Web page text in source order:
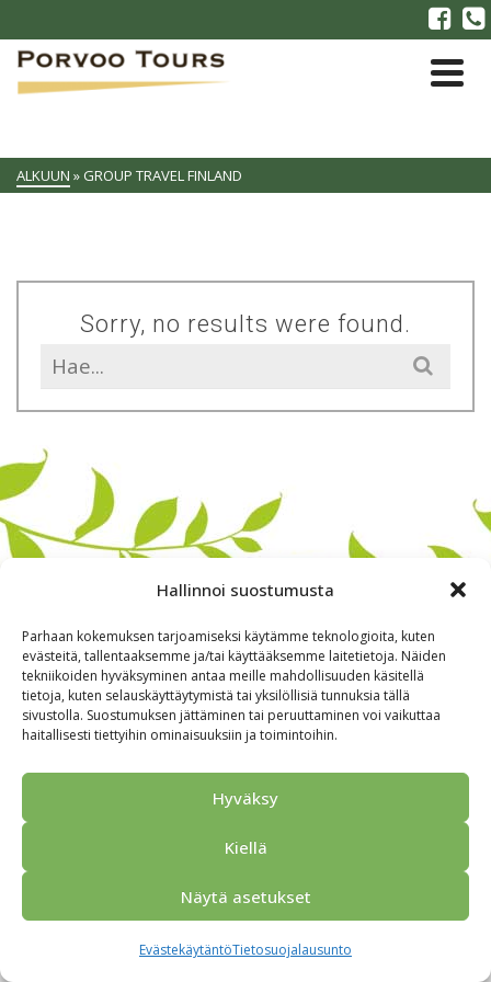
Hallinnoi suostumusta
Parhaan kokemuksen tarjoamiseksi käytämme teknologioita, kuten
evästeitä, tallentaaksemme ja/tai käyttääksemme laitetietoja. Näiden
tekniikoiden hyväksyminen antaa meille mahdollisuuden käsitellä
tietoja, kuten selauskäyttäytymistä tai yksilöllisiä tunnuksia tällä
sivustolla. Suostumuksen jättäminen tai peruuttaminen voi vaikuttaa
haitallisesti tiettyihin ominaisuuksiin ja toimintoihin.
Hyväksy
Kiellä
Näytä asetukset
EvästekäytäntöTietosuojalausunto
ALKUUN » GROUP TRAVEL FINLAND
Sorry, no results were found.
Search
for:
Alkuun Ryhmille Kokous & Ohjelmat
Yhteistyökumppanit
Tarjouspyyntö
Anna palautetta
Tietosuojaseloste
© 2026 Porvoo Tours - matkanjärjestäjä / FPW